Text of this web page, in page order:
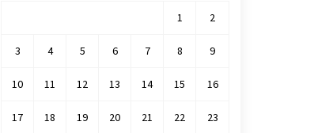
1
2
3 4 5 6 7 8 9
10 11 12 13 14 15 16
17 18 19 20 21 22 23